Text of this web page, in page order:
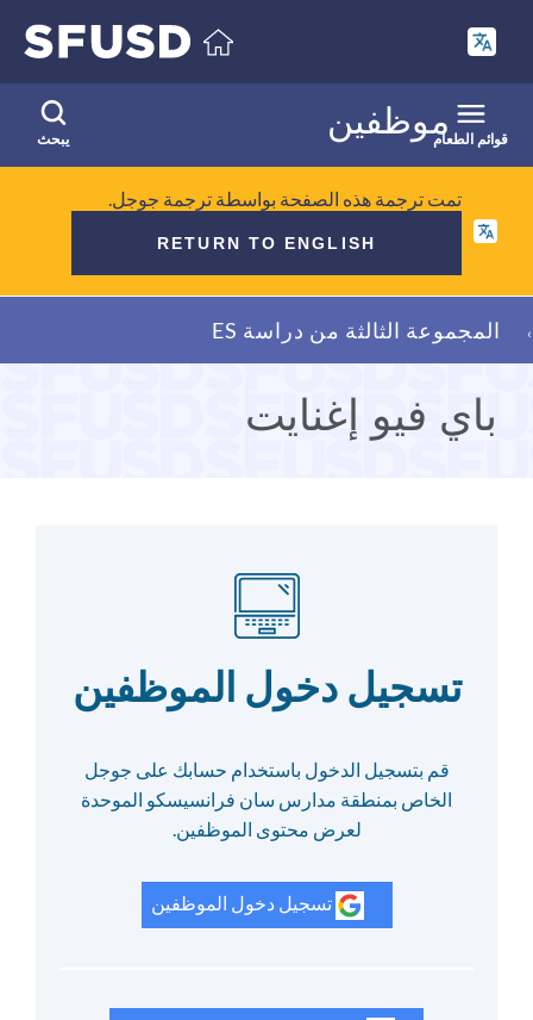
المحتوى
الرئيسي
موظفينقوائم الطعام يبحث
تمت ترجمة هذه الصفحة بواسطة ترجمة جوجل.
RETURN TO ENGLISH
فتات
الخبز
المجموعة الثالثة من دراسة ES
باي فيو إغنايت
تسجيل دخول الموظفين
قم بتسجيل الدخول باستخدام حسابك على جوجل
الخاص بمنطقة مدارس سان فرانسيسكو الموحدة
لعرض محتوى الموظفين.
تسجيل دخول الموظفين